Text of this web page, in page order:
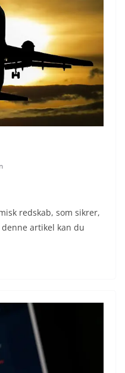
redskab, som sikrer,
artikel kan du